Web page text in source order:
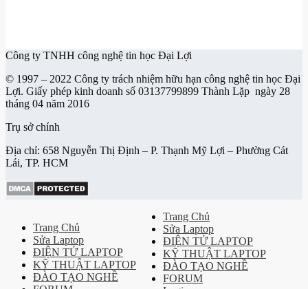
Công ty TNHH công nghệ tin học Đại Lợi
© 1997 – 2022 Công ty trách nhiệm hữu hạn công nghệ tin học Đại
Lợi. Giấy phép kinh doanh số 03137799899 Thành Lặp ngày 28
tháng 04 năm 2016
Trụ sở chính
Địa chỉ: 658 Nguyễn Thị Định – P. Thạnh Mỹ Lợi – Phường Cát
Lái, TP. HCM
Trang Chủ
Sửa Laptop
ĐIỆN TỬ LAPTOP
KỸ THUẬT LAPTOP
ĐÀO TẠO NGHỀ
Trang Chủ
Sửa Laptop
ĐIỆN TỬ LAPTOP
KỸ THUẬT LAPTOP
ĐÀO TẠO NGHỀ
FORUM